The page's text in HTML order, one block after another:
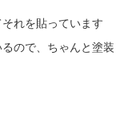
れを貼っています
ので、ちゃんと塗装